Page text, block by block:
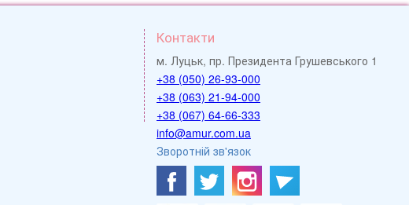
Контакти
м. Луцьк, пр. Президента Грушевського 1
+38 (050) 26-93-000
+38 (063) 21-94-000
+38 (067) 64-66-333
info@amur.com.ua
Зворотній зв'язок